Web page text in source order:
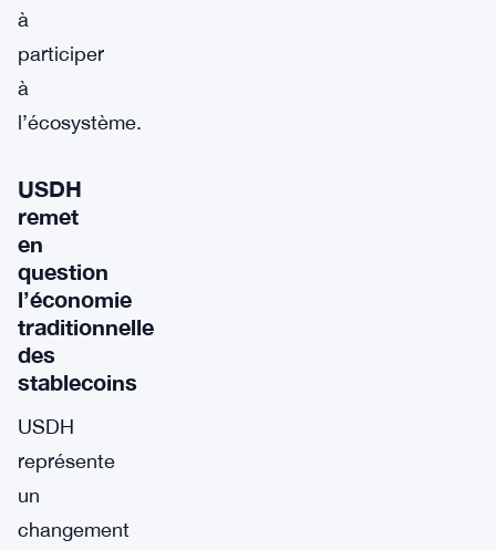
à
participer
à
l’écosystème.
USDH
remet
en
question
l’économie
traditionnelle
des
stablecoins
USDH
représente
un
changement